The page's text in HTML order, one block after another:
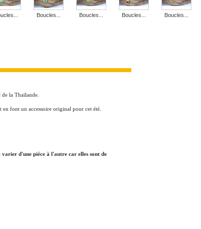
Boucles... Boucles... Boucles... Boucles...
la Thaïlande.
font un accessoire original pour cet été.
d'une piéce à l'autre car elles sont de